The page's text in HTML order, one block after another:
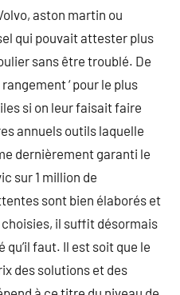
aston martin ou
qui pouvait attester plus
sans être troublé. De
‘ pour le plus
si on leur faisait faire
annuels outils laquelle
dernièrement garanti le
sur 1 million de
sont bien élaborés et
il suffit désormais
faut. Il est soit que le
des solutions et des